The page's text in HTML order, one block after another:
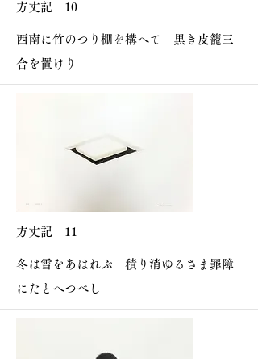
方丈記 10
西南に竹のつり棚を構へて 黒き皮籠三
合を置けり
方丈記 11
冬は雪をあはれぶ 積り消ゆるさま罪障
にたとへつべし